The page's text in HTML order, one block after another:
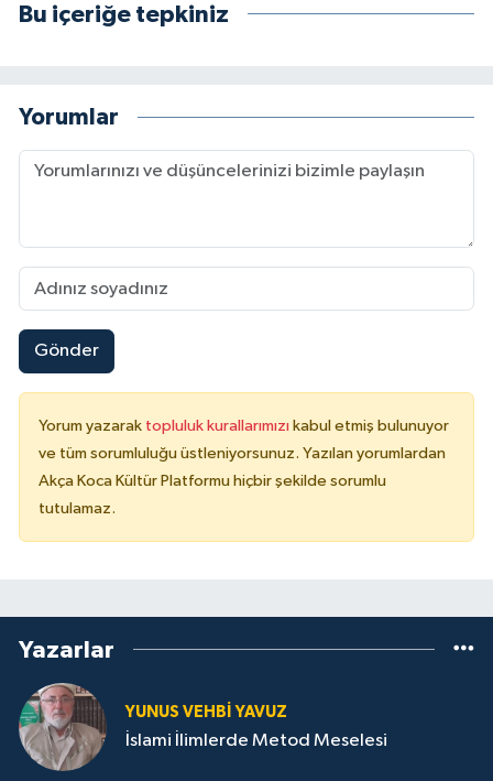
Bu içeriğe tepkiniz
Yorumlar
Gönder
Yorum yazarak topluluk kurallarımızı kabul etmiş bulunuyor
ve tüm sorumluluğu üstleniyorsunuz. Yazılan yorumlardan
Akça Koca Kültür Platformu hiçbir şekilde sorumlu
tutulamaz.
Yazarlar
YUNUS VEHBI YAVUZ
İslami İlimlerde Metod Meselesi